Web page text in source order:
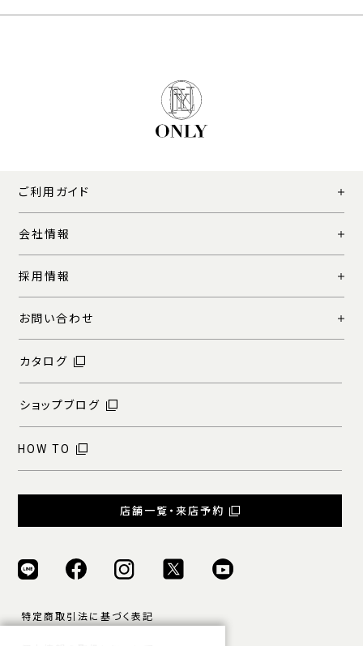
ご利用ガイド
会社情報
採用情報
お問い合わせ
カタログ
ショップブログ
HOW TO
店舗一覧・来店予約
特定商取引法に基づく表記